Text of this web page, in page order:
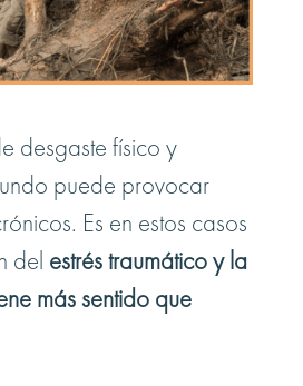
desgaste físico y
puede provocar
Es en estos casos
del estrés traumático y la
más sentido que